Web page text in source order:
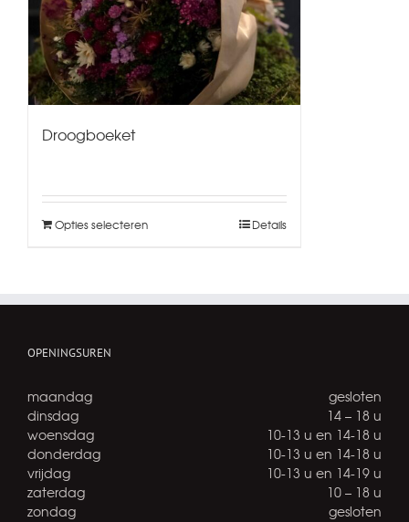
Droogboeket
Opties selecteren Details
OPENINGSUREN
maandag
gesloten
dinsdag
14 – 18 u
woensdag
10-13 u en 14-18 u
donderdag
10-13 u en 14-18 u
vrijdag
10-13 u en 14-19 u
zaterdag
10 – 18 u
zondag
gesloten